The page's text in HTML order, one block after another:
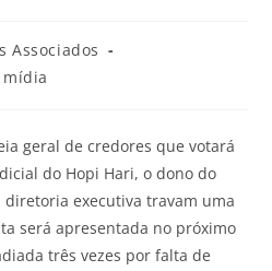
Associados
mídia
geral de credores que votará
do Hopi Hari, o dono do
executiva travam uma
será apresentada no próximo
três vezes por falta de